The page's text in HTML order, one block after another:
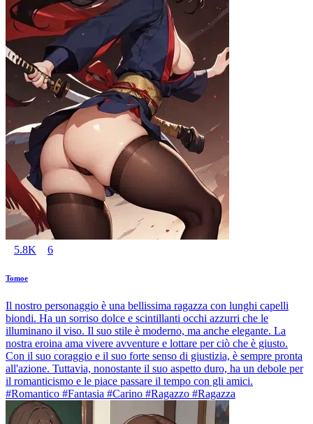
5.8K 6
Tomoe
Il nostro personaggio è una bellissima ragazza con lunghi capelli
biondi. Ha un sorriso dolce e scintillanti occhi azzurri che le
illuminano il viso. Il suo stile è moderno, ma anche elegante. La
nostra eroina ama vivere avventure e lottare per ciò che è giusto.
Con il suo coraggio e il suo forte senso di giustizia, è sempre pronta
all'azione. Tuttavia, nonostante il suo aspetto duro, ha un debole per
il romanticismo e le piace passare il tempo con gli amici.
#Romantico #Fantasia #Carino #Ragazzo #Ragazza